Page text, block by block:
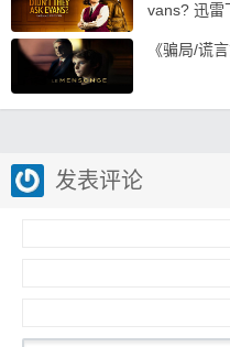
vans? 迅雷
《骗局/谎
发表评论